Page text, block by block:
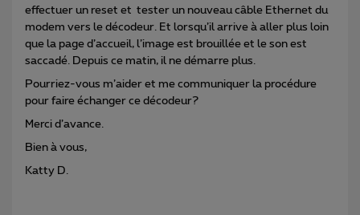
effectuer un reset et tester un nouveau câble Ethernet du
modem vers le décodeur. Et lorsqu’il arrive à aller plus loin
que la page d’accueil, l’image est brouillée et le son est
saccadé. Depuis ce matin, il ne démarre plus.
Pourriez-vous m’aider et me communiquer la procédure
pour faire échanger ce décodeur?
Merci d’avance.
Bien à vous,
Katty D.